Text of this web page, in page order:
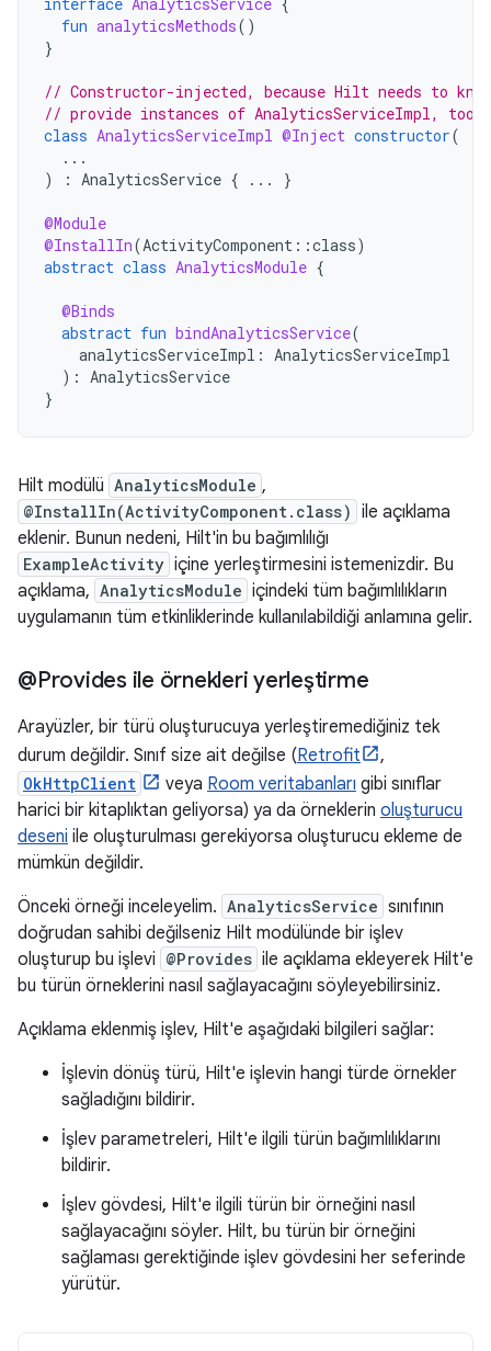
fun analyticsMethods()
}
// Constructor-injected, because Hilt needs to
// provide instances of AnalyticsServiceImpl, too.
class AnalyticsServiceImpl @Inject constructor(
...
)
: AnalyticsService { ... }
@Module
@InstallIn(ActivityComponent ::class)
abstract class AnalyticsModule {
@Binds
abstract fun bindAnalyticsService(
analyticsServiceImpl : AnalyticsServiceImpl
): AnalyticsService
}
Hilt modülü AnalyticsModule ,
@InstallIn(ActivityComponent.class) ile açıklama
eklenir. Bunun nedeni, Hilt'in bu bağımlılığı
ExampleActivity içine yerleştirmesini istemenizdir. Bu
açıklama, AnalyticsModule içindeki tüm bağımlılıkların
uygulamanın tüm etkinliklerinde kullanılabildiği anlamına gelir.
@Provides ile örnekleri yerleştirme
Arayüzler, bir türü oluşturucuya yerleştiremediğiniz tek
durum değildir. Sınıf size ait değilse (Retrofit ,
OkHttpClient veya Room veritabanları gibi sınıflar
harici bir kitaplıktan geliyorsa) ya da örneklerin oluşturucu
deseni ile oluşturulması gerekiyorsa oluşturucu ekleme de
mümkün değildir.
Önceki örneği inceleyelim. AnalyticsService sınıfının
doğrudan sahibi değilseniz Hilt modülünde bir işlev
oluşturup bu işlevi @Provides ile açıklama ekleyerek Hilt'e
bu türün örneklerini nasıl sağlayacağını söyleyebilirsiniz.
Açıklama eklenmiş işlev, Hilt'e aşağıdaki bilgileri sağlar:
İşlevin dönüş türü, Hilt'e işlevin hangi türde örnekler
sağladığını bildirir.
İşlev parametreleri, Hilt'e ilgili türün bağımlılıklarını
bildirir.
İşlev gövdesi, Hilt'e ilgili türün bir örneğini nasıl
sağlayacağını söyler. Hilt, bu türün bir örneğini
sağlaması gerektiğinde işlev gövdesini her seferinde
yürütür.